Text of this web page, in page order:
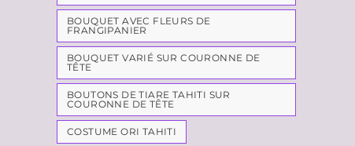
BOUQUET AVEC FLEURS DE
FRANGIPANIER
BOUQUET VARIÉ SUR COURONNE DE
TÊTE
BOUTONS DE TIARE TAHITI SUR
COURONNE DE TÊTE
COSTUME ORI TAHITI